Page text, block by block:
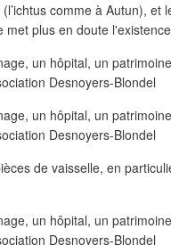
comme à Autun), et
met plus en doute
de vaisselle, en